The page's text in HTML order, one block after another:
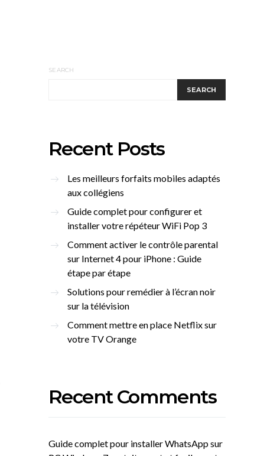
SEARCH
SEARCH
Recent Posts
Les meilleurs forfaits mobiles adaptés
aux collégiens
Guide complet pour configurer et
installer votre répéteur WiFi Pop 3
Comment activer le contrôle parental
sur Internet 4 pour iPhone : Guide
étape par étape
Solutions pour remédier à l’écran noir
sur la télévision
Comment mettre en place Netflix sur
votre TV Orange
Recent Comments
Guide complet pour installer WhatsApp sur